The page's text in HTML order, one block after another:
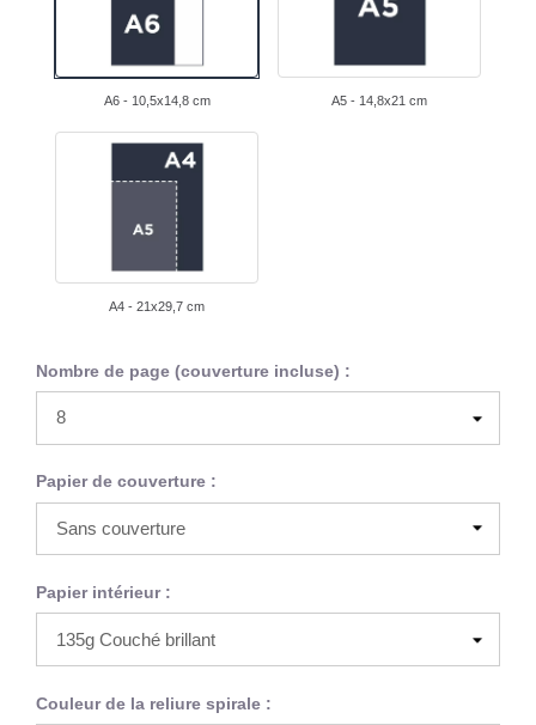
A6 - 10,5x14,8 cm A5 - 14,8x21 cm
A4 - 21x29,7 cm
Nombre de page (couverture incluse) :
Papier de couverture :
Papier intérieur :
Couleur de la reliure spirale :